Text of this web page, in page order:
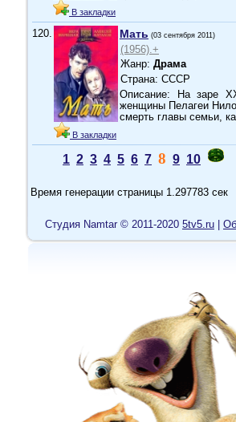
В закладки
120.
В закладки
Мать (03 сентября 2011)
(1956).+
Жанр: Драма
Страна: СССР
Описание: На заре
женщины Пелагеи
смерть главы семьи,
1 2 3 4 5 6 7 8 9 10
Время генерации страницы 1.297783 сек
Cтудия Namtar © 2011-2020 5tv5.ru